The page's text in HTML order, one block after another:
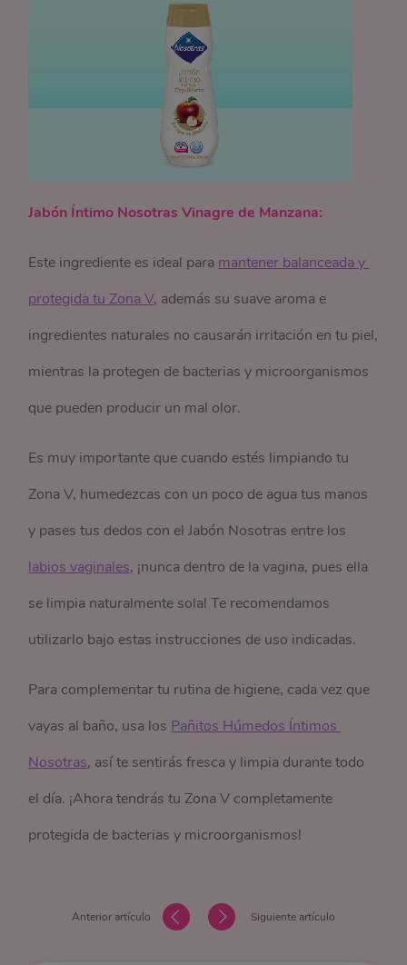
Jabón Íntimo Nosotras Vinagre de Manzana:
Este ingrediente es ideal para mantener balanceada y
protegida tu Zona V, además su suave aroma e
ingredientes naturales no causarán irritación en tu piel,
mientras la protegen de bacterias y microorganismos
que pueden producir un mal olor.
Es muy importante que cuando estés limpiando tu
Zona V, humedezcas con un poco de agua tus manos
y pases tus dedos con el Jabón Nosotras entre los
labios vaginales, ¡nunca dentro de la vagina, pues ella
se limpia naturalmente sola! Te recomendamos
utilizarlo bajo estas instrucciones de uso indicadas.
Para complementar tu rutina de higiene, cada vez que
vayas al baño, usa los Pañitos Húmedos Íntimos
Nosotras, así te sentirás fresca y limpia durante todo
el día. ¡Ahora tendrás tu Zona V completamente
protegida de bacterias y microorganismos!
Anterior artículo Siguiente artículo